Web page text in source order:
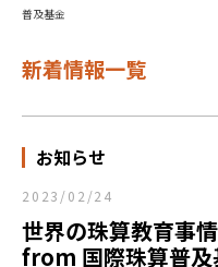
普及基金
新着情報一覧
お知らせ
2023/02/24
世界の珠算教育事
from 国際珠算普及